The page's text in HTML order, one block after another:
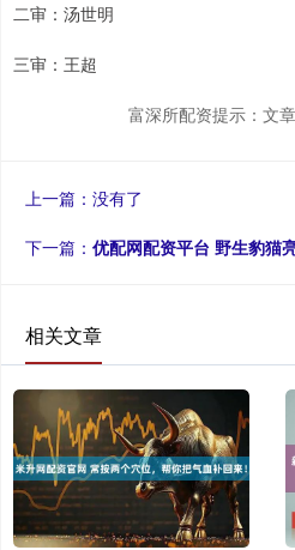
二审：汤世明
三审：王超
富深所配资提示：文
上一篇：没有了
下一篇： 优配网配资平台 野生豹猫
相关文章